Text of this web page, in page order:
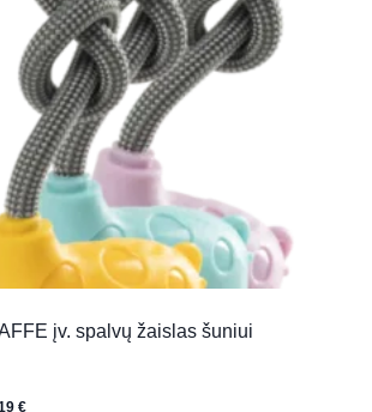
įv. spalvų žaislas šuniui
€